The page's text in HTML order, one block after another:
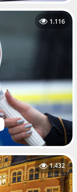
1.116
1.432